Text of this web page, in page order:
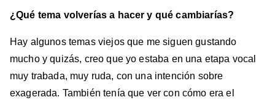
¿Qué tema volverías a hacer y qué cambiarías?
Hay algunos temas viejos que me siguen gustando
mucho y quizás, creo que yo estaba en una etapa vocal
muy trabada, muy ruda, con una intención sobre
exagerada. También tenía que ver con cómo era el